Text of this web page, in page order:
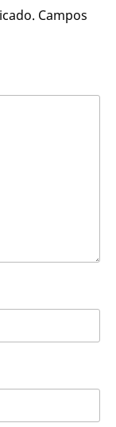
Campos